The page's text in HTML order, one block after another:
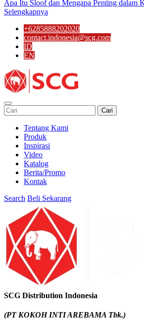
Apa Itu Sloof dan Mengapa Penting dalam
Selengkapnya
+6285888202020
contact.indonesia@scg.com
ID
EN
Cari
Tentang Kami
Produk
Inspirasi
Video
Katalog
Berita/Promo
Kontak
Search Beli Sekarang
SCG Distribution Indonesia
(PT KOKOH INTI AREBAMA Tbk.)